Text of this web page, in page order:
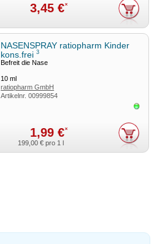
3,45 €*
NASENSPRAY ratiopharm Kinder
kons.frei3
Befreit die Nase
10ml
ratiopharm GmbH
Artikelnr.00999854
1,99 €*
199,00 € pro 1 l